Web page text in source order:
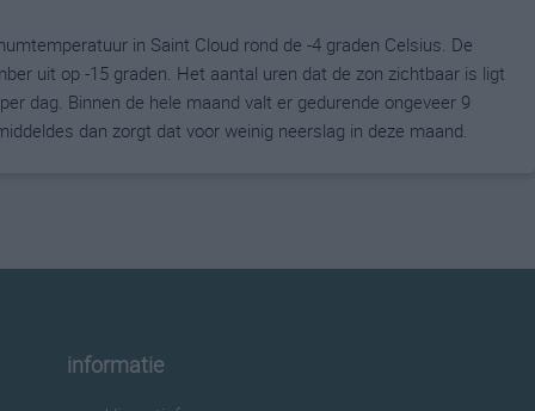
in Saint Cloud rond de -4 graden Celsius. De
uit op -15 graden. Het aantal uren dat de zon zichtbaar is ligt
dag. Binnen de hele maand valt er gedurende ongeveer 9
dan zorgt dat voor weinig neerslag in deze maand.
informatie